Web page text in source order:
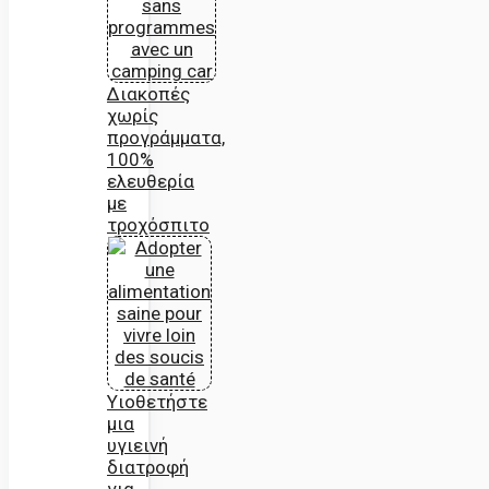
Διακοπές
χωρίς
προγράμματα,
100%
ελευθερία
με
τροχόσπιτο
Υιοθετήστε
μια
υγιεινή
διατροφή